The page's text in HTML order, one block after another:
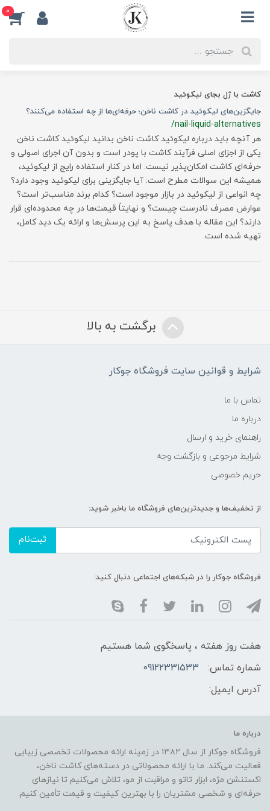
0
کاشت با ژل بجای لیکوئید
جایگزین‌های لیکوئید در کاشت ناخن؛ حرفه‌ای‌ها از چه استفاده می‌کنند؟
/nail-liquid-alternatives
هر آنچه باید درباره لیکوئید کاشت ناخن بدانید لیکوئید کاشت ناخن
یکی از اجزای اصلی فرآیند کاشت با پودر است و بدون آن اجرای اصولی و
حرفه‌ای کاشت امکان‌پذیر نیست. اما در کنار استفاده رایج از لیکوئید،
همیشه این سوالات مطرح است: آیا جایگزینی برای لیکوئید وجود دارد؟
چه انواعی از لیکوئید در بازار موجود است؟ کدام برند مناسب‌تر است؟
عوارض مصرف نادرست چیست؟ و نهایتاً قیمت‌ها در چه محدوده‌ای قرار
دارند؟ این مقاله با هدف پاسخ به این پرسش‌ها و ارائه یک دید کامل،
تهیه شده است.
برگشت به بالا
شرایط و قوانین سایت فروشگاه جوکار
تماس با ما
درباره ما
راهنمای خرید و ارسال
شرایط مرجوعی و بازگشت وجه
حریم خصوصی
از تخفیف‌ها و جدیدترین‌های فروشگاه ما باخبر شوید:
ثبت‌نام
فروشگاه جوکار را در شبکه‌های اجتماعی دنبال کنید:
هفت روز هفته ، پاسخگوی شما هستیم
شماره تماس:
09122331533
آدرس ایمیل:
درباره ما
فروشگاه جوکار از سال ۱۳۸۲ در زمینه ارائه محصولات تخصصی زیبایی
فعالیت می‌کند. ما با ارائه محصولاتی در دسته‌های کاشت ناخن،
اکستنشن مژه، ابزار تاتو و مراقبت از مو، تلاش می‌کنیم تا نیازهای
حرفه‌ای و شخصی مشتریان را با بهترین کیفیت و قیمت تأمین کنیم.